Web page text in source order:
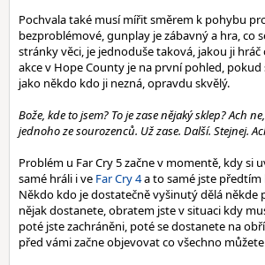
Pochvala také musí mířit směrem k pohybu
bezproblémové, gunplay je zábavný a hra, co
stránky věci, je jednoduše taková, jakou ji hráč
akce v Hope County je na první pohled,
jako někdo kdo ji nezná, opravdu skvělý.
Bože, kde to jsem? To je zase nějaký sklep? Ach
jednoho ze sourozenců. Už zase. Další. Stejnej.
Problém u Far Cry 5 začne v momentě, kdy si
samé hráli i ve Far Cry 4a to samé jste předtím
Někdo kdo je dostatečně vyšinutý dělá někde
nějak dostanete, obratem jste v situaci kdy
poté jste zachráněni, poté se dostanete na
před vámi začne objevovat co všechno